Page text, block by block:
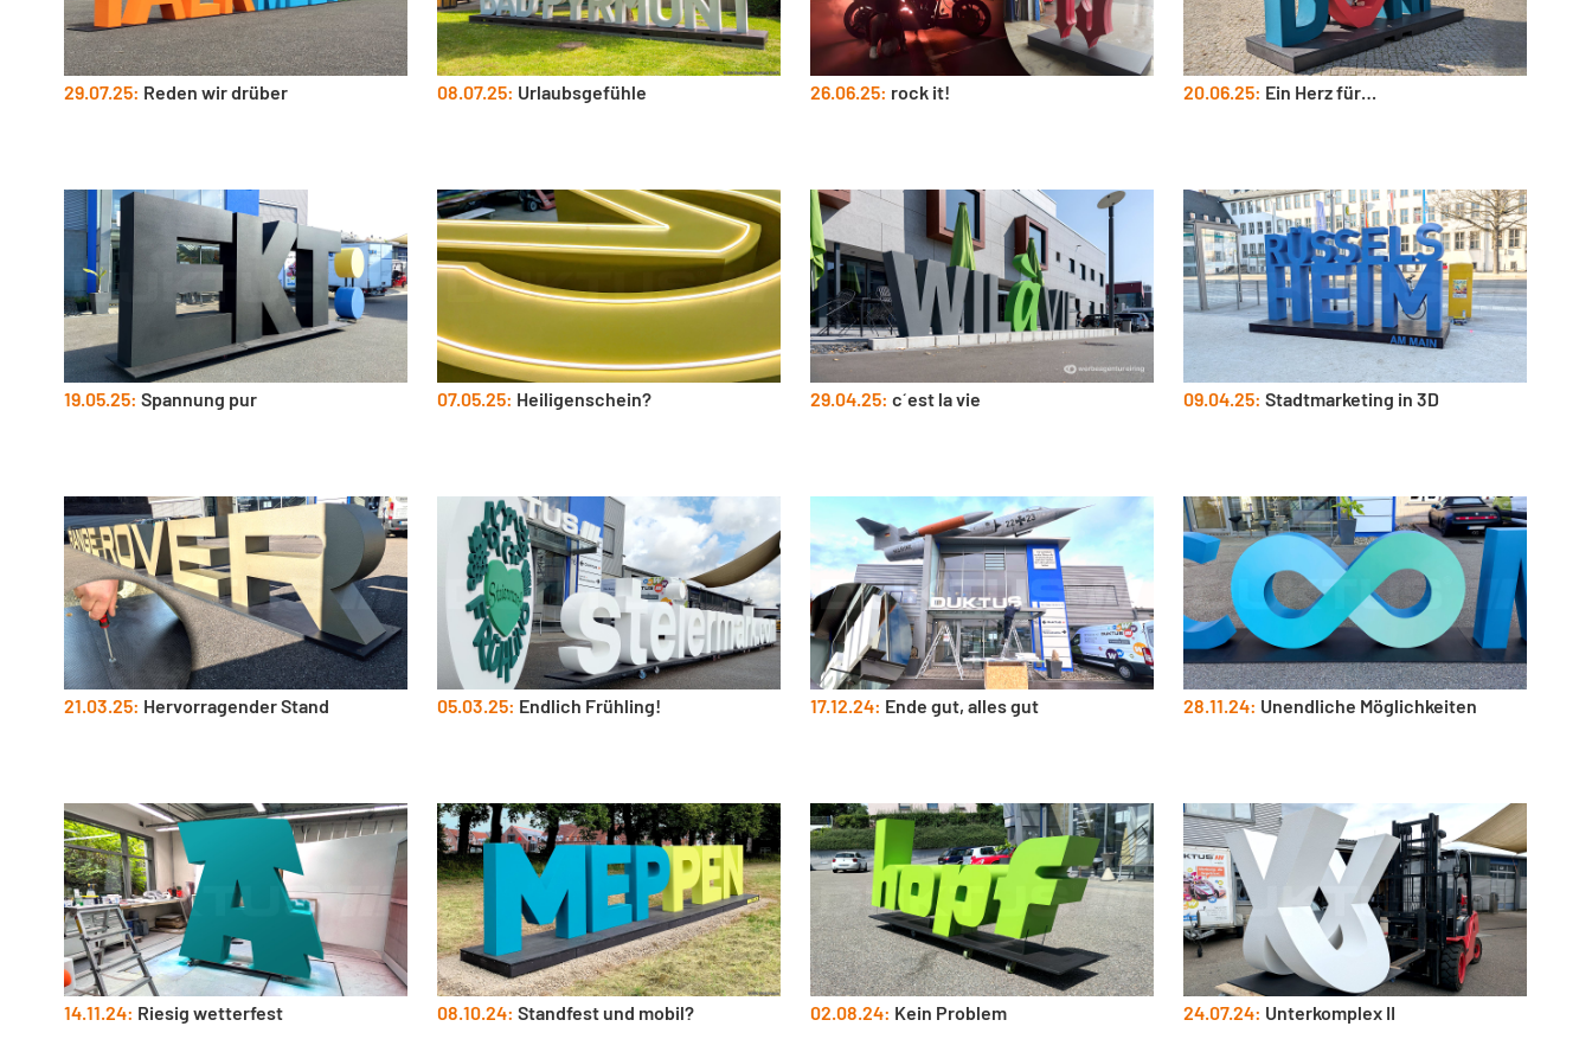
29.07.25: Reden wir drüber 08.07.25: Urlaubsgefühle 26.06.25: rock it! 20.06.25: Ein Herz für…
19.05.25: Spannung pur 07.05.25: Heiligenschein? 29.04.25: c´est la vie 09.04.25: Stadtmarketing in 3D
21.03.25: Hervorragender Stand 05.03.25: Endlich Frühling! 17.12.24: Ende gut, alles gut 28.11.24: Unendliche Möglichkeiten
14.11.24: Riesig wetterfest 08.10.24: Standfest und mobil? 02.08.24: Kein Problem 24.07.24: Unterkomplex II